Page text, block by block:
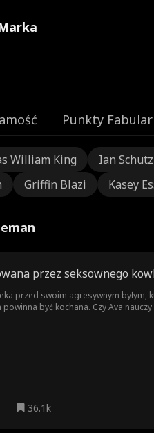
Punkty
William King Ian
Griffin Blazi Kasey
przez seksownego
przed swoim agresywnym
powinna być kochana. Czy Ava
36.1k